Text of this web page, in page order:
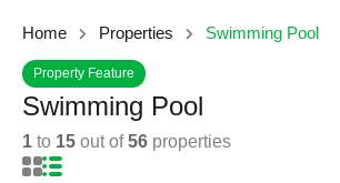
Home Properties Swimming Pool
Property Feature
Swimming Pool
1 to 15 out of56 properties